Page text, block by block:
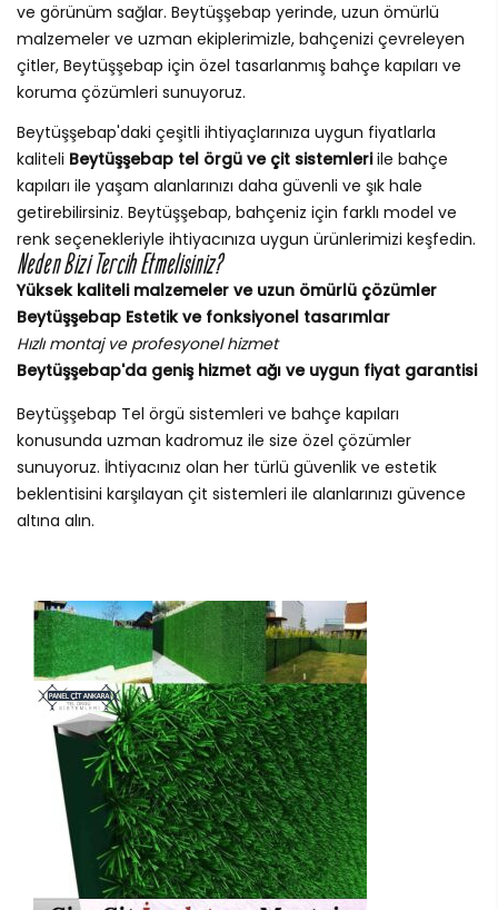
ve görünüm sağlar. Beytüşşebap yerinde, uzun ömürlü
malzemeler ve uzman ekiplerimizle, bahçenizi çevreleyen
çitler, Beytüşşebap için özel tasarlanmış bahçe kapıları ve
koruma çözümleri sunuyoruz.
Beytüşşebap'daki çeşitli ihtiyaçlarınıza uygun fiyatlarla
kaliteli Beytüşşebap tel örgü ve çit sistemleriile bahçe
kapıları ile yaşam alanlarınızı daha güvenli ve şık hale
getirebilirsiniz. Beytüşşebap, bahçeniz için farklı model ve
renk seçenekleriyle ihtiyacınıza uygun ürünlerimizi keşfedin.
Neden Bizi Tercih Etmelisiniz?
Yüksek kaliteli malzemeler ve uzun ömürlü çözümler
Beytüşşebap Estetik ve fonksiyonel tasarımlar
Hızlı montaj ve profesyonel hizmet
Beytüşşebap'da geniş hizmet ağı ve uygun fiyat garantisi
Beytüşşebap Tel örgü sistemleri ve bahçe kapıları
konusunda uzman kadromuz ile size özel çözümler
sunuyoruz. İhtiyacınız olan her türlü güvenlik ve estetik
beklentisini karşılayan çit sistemleri ile alanlarınızı güvence
altına alın.